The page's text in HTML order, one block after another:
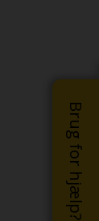
Brug for hjælp?